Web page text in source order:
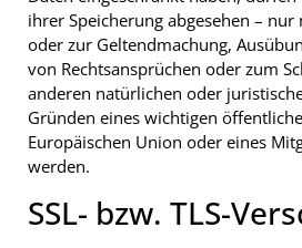
ihrer Speicherung abgesehen –
oder zur Geltendmachung,
von Rechtsansprüchen oder zum
anderen natürlichen oder
Gründen eines wichtigen
Europäischen Union oder eines
werden.
SSL- bzw. TLS-